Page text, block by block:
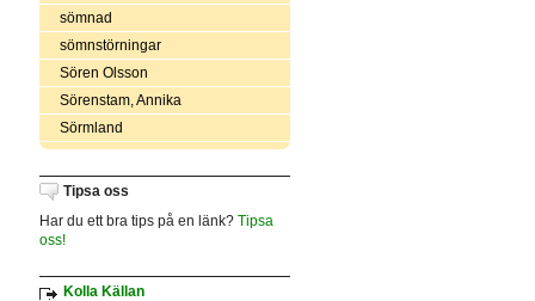
sömnad
sömnstörningar
Sören Olsson
Sörenstam, Annika
Sörmland
Tipsa oss
Har du ett bra tips på en länk? Tipsa
oss!
Kolla Källan